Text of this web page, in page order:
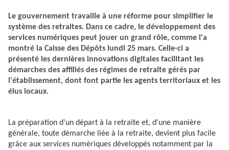
Le gouvernement travaille à une réforme pour simplifier le
système des retraites. Dans ce cadre, le développement des
services numériques peut jouer un grand rôle, comme l'a
montré la Caisse des Dépôts lundi 25 mars. Celle-ci a
présenté les dernières innovations digitales facilitant les
démarches des affiliés des régimes de retraite gérés par
l'établissement, dont font partie les agents territoriaux et les
élus locaux.
La préparation d'un départ à la retraite et, d'une manière
générale, toute démarche liée à la retraite, devient plus facile
grâce aux services numériques développés notamment par la